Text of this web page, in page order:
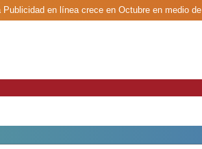
en línea crece en Octubre en medio